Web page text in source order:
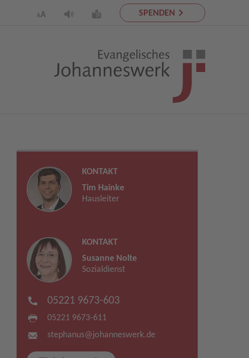
SPENDEN
KONTAKT
Tim Hainke
Hausleiter
KONTAKT
Susanne Nolte
Sozialdienst
05221 9673-603
05221 9673-611
stephanus​@johanneswerk.de